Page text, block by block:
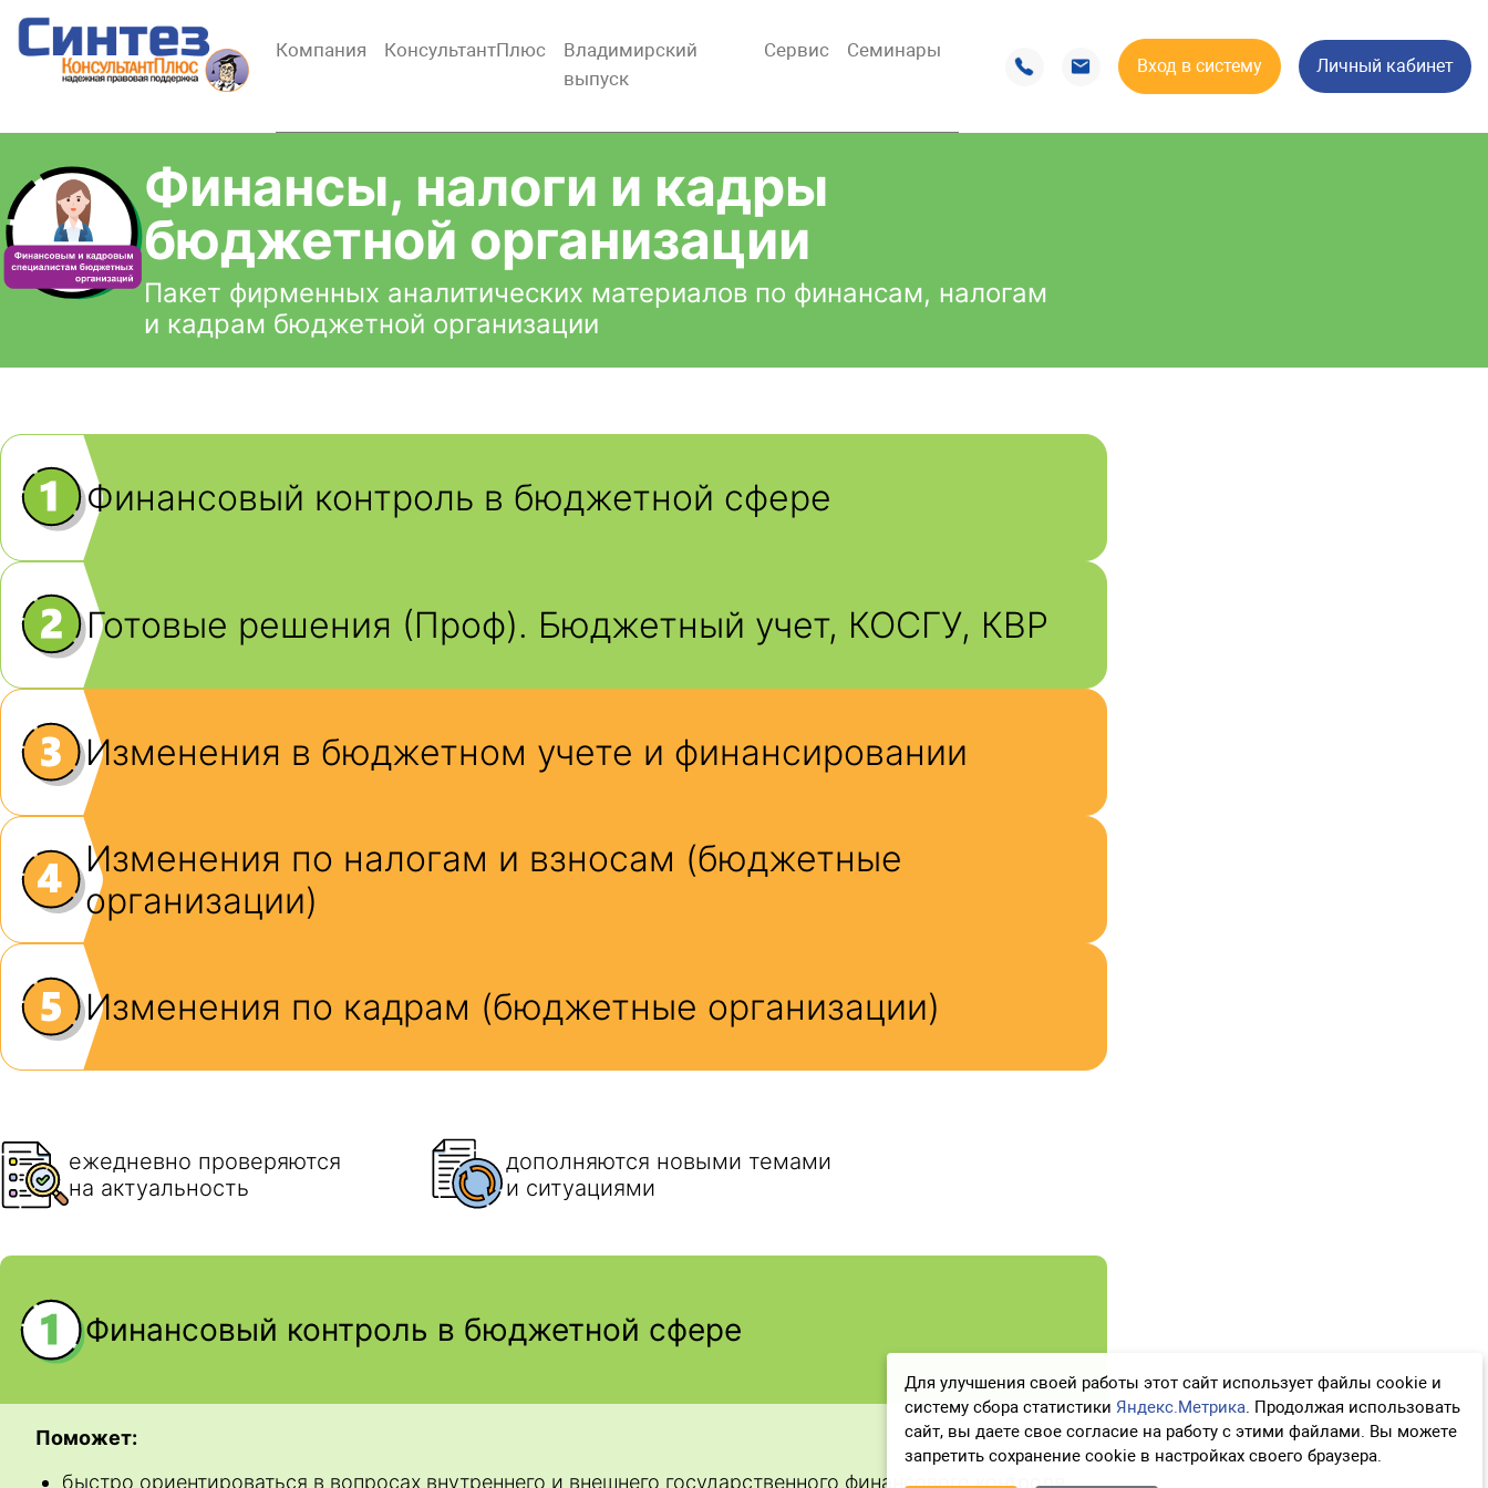
Компания КонсультантПлюс
Владимирский
выпуск
Сервис Семинары
Вход в систему Личный кабинет
Для улучшения своей работы этот сайт использует файлы cookie и
систему сбора статистики Яндекс.Метрика. Продолжая использовать
сайт, вы даете свое согласие на работу с этими файлами. Вы можете
запретить сохранение cookie в настройках своего браузера.